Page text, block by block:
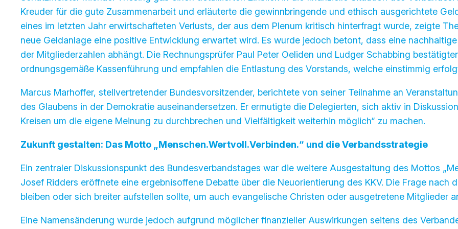
Kreuder für die gute Zusammenarbeit und erläuterte die gewinnbringende und ethisch ausgerichtete
eines im letzten Jahr erwirtschafteten Verlusts, der aus dem Plenum kritisch hinterfragt wurde, zeigte
neue Geldanlage eine positive Entwicklung erwartet wird. Es wurde jedoch betont, dass eine
der Mitgliederzahlen abhängt. Die Rechnungsprüfer Paul Peter Oeliden und Ludger Schabbing
ordnungsgemäße Kassenführung und empfahlen die Entlastung des Vorstands, welche einstimmig
Marcus Marhoffer, stellvertretender Bundesvorsitzender, berichtete von seiner Teilnahme an
des Glaubens in der Demokratie auseinandersetzen. Er ermutigte die Delegierten, sich aktiv in
Kreisen um die eigene Meinung zu durchbrechen und Vielfältigkeit weiterhin möglich“ zu machen.
Zukunft gestalten: Das Motto „Menschen.Wertvoll.Verbinden.“ und die Verbandsstrategie
Ein zentraler Diskussionspunkt des Bundesverbandstages war die weitere Ausgestaltung des Mottos
Josef Ridders eröffnete eine ergebnisoffene Debatte über die Neuorientierung des KKV. Die Frage nach
bleiben oder sich breiter aufstellen sollte, um auch evangelische Christen oder ausgetretene Mitglieder
Eine Namensänderung wurde jedoch aufgrund möglicher finanzieller Auswirkungen seitens des